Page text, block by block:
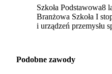
Szkoła Podstawowa8
Branżowa Szkoła I
i urządzeń przemysłu
Podobne zawody